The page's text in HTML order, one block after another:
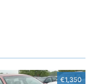
€1,350